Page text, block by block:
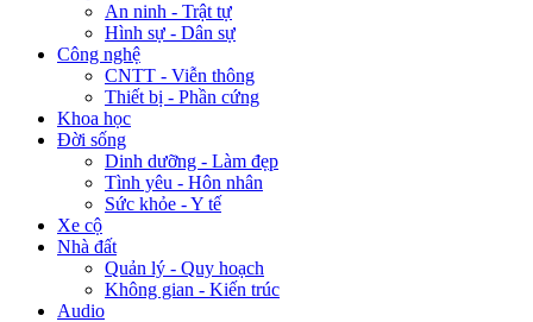
An ninh - Trật tự
Hình sự - Dân sự
Công nghệ
CNTT - Viễn thông
Thiết bị - Phần cứng
Khoa học
Đời sống
Dinh dưỡng - Làm đẹp
Tình yêu - Hôn nhân
Sức khỏe - Y tế
Xe cộ
Nhà đất
Quản lý - Quy hoạch
Không gian - Kiến trúc
Audio